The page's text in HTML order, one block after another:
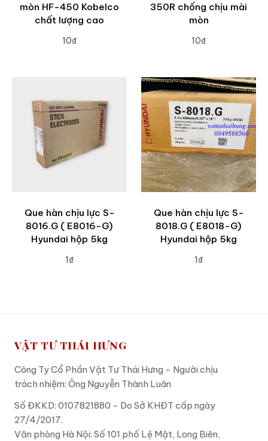
mòn HF-450 Kobelco
chất lượng cao
10₫
350R chống chịu mài
mòn
10₫
Que hàn chịu lực S-
8016.G ( E8016-G)
Hyundai hộp 5kg
1₫
Que hàn chịu lực S-
8018.G ( E8018-G)
Hyundai hộp 5kg
1₫
VẬT TƯ THÁI HƯNG
Công Ty Cổ Phần Vật Tư Thái Hưng - Người chịu
trách nhiệm: Ông Nguyễn Thành Luân
Số ĐKKD: 0107821880 - Do Sở KHĐT cấp ngày
27/4/2017.
Văn phòng Hà Nội: Số 101 phố Lệ Mật, Long Biên,